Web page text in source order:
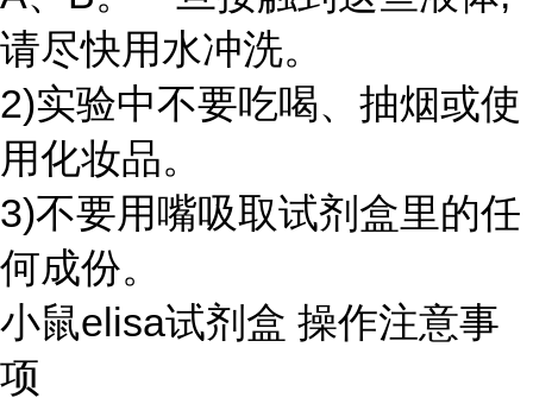
请尽快用水冲洗。
2)实验中不要吃喝、抽烟或使
用化妆品。
3)不要用嘴吸取试剂盒里的任
何成份。
小鼠elisa试剂盒 操作注意事
项